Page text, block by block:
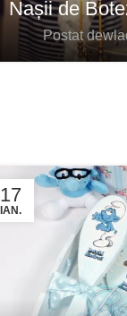
Nașii de
Postat de
17
IAN.